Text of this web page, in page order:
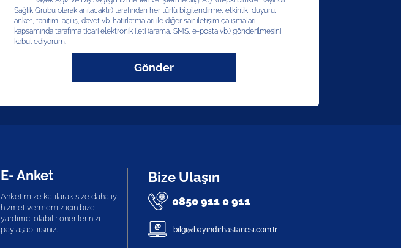
Sağlık Grubu olarak anılacaktır) tarafından her türlü bilgilendirme, etkinlik, duyuru,
anket, tanıtım, açılış, davet vb. hatırlatmaları ile diğer sair iletişim çalışmaları
kapsamında tarafıma ticari elektronik ileti (arama, SMS, e-posta vb.) gönderilmesini
kabul ediyorum.
Gönder
E- Anket
Anketimize katılarak size daha iyi
hizmet vermemiz için bize
yardımcı olabilir önerilerinizi
paylaşabilirsiniz.
Bize Ulaşın
0850 911 0 911
bilgi@bayindirhastanesi.com.tr